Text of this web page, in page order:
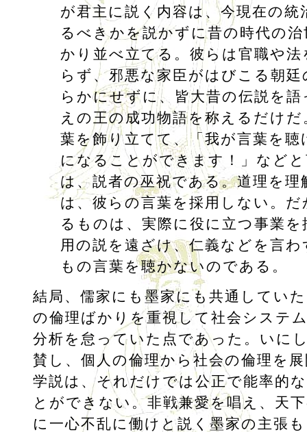
が君主に説く内容は、今現在の統
るべきかを説かずに昔の時代の
かり並べ立てる。彼らは官職や法
らず、邪悪な家臣がはびこる朝廷
らかにせずに、皆大昔の伝説を
えの王の成功物語を称えるだけだ
葉を飾り立てて、「我が言葉を聴
になることができます！」など
は、説者の巫祝である。道理を理
は、彼らの言葉を採用しない。だ
るものは、実際に役に立つ事業を
用の説を遠ざけ、仁義などを言わ
もの言葉を聴かないのである。
結局、儒家にも墨家にも共通してい
の倫理ばかりを重視して社会システ
分析を怠っていた点であった。いに
賛し、個人の倫理から社会の倫理を
学説は、それだけでは公正で能率的
とができない。非戦兼愛を唱え、天
に一心不乱に働けと説く墨家の主張